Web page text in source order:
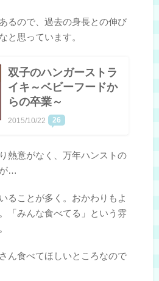
るので、過去の身長との伸び
と思っています。
双子のハンガーストラ
イキ～ベビーフードか
らの卒業～
2015/10/22 26
熱意がなく、万年ハンストの
…
ることが多く。おかわりもよ
「みんな食べてる」という雰
ん食べてほしいところなので